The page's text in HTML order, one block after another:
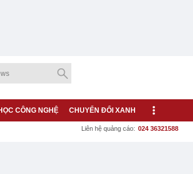
CÔNG NGHỆ CHUYỂN ĐỔI XANH
Liên hệ quảng cáo: 024 36321588